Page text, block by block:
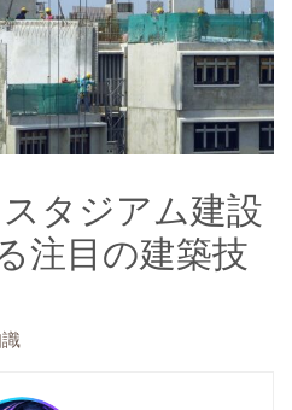
タジアム建設
注目の建築技